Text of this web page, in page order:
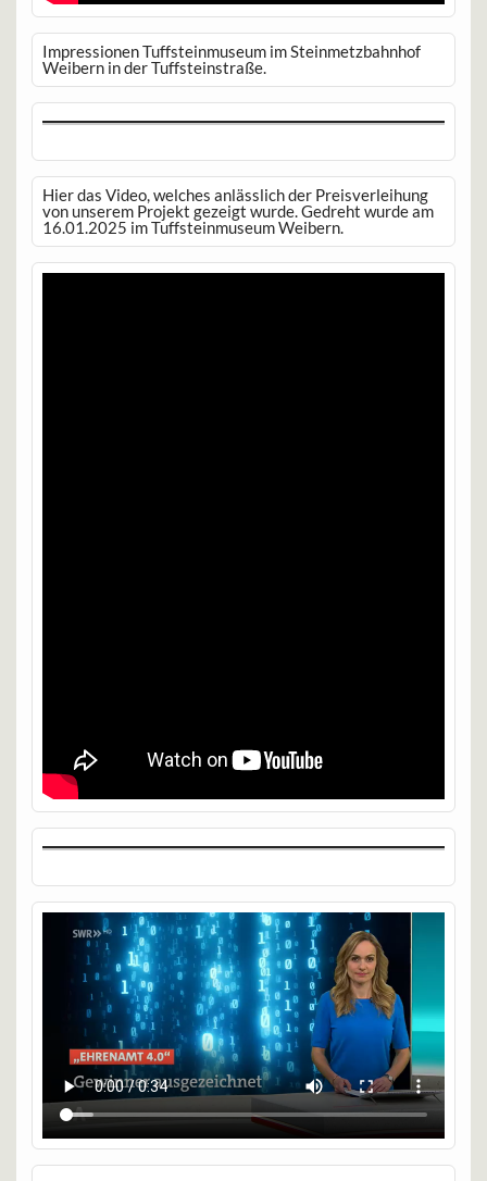
Impressionen Tuffsteinmuseum im Steinmetzbahnhof
Weibern in der Tuffsteinstraße.
Hier das Video, welches anlässlich der Preisverleihung
von unserem Projekt gezeigt wurde. Gedreht wurde am
16.01.2025 im Tuffsteinmuseum Weibern.